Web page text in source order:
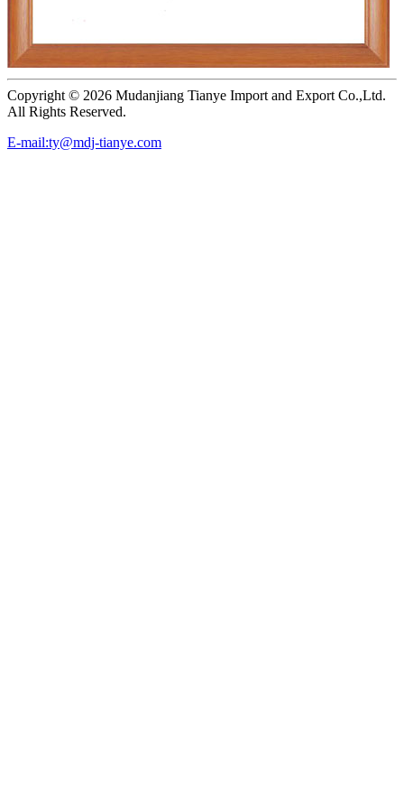
Copyright © 2026 Mudanjiang Tianye Import and Export Co.,Ltd.
All Rights Reserved.
E-mail:ty@mdj-tianye.com